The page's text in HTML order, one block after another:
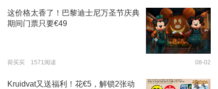
这价格太香了！巴黎迪士尼万圣节庆典
期间门票只要€49
荷买买 1571阅读 08-02
Kruidvat又送福利！花€5，解锁2张动